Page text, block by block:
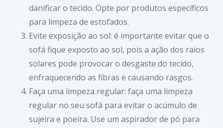
danificar o tecido. Opte por produtos específicos
para limpeza de estofados.
Evite exposição ao sol: é importante evitar que o
sofá fique exposto ao sol, pois a ação dos raios
solares pode provocar o desgaste do tecido,
enfraquecendo as fibras e causando rasgos.
Faça uma limpeza regular: faça uma limpeza
regular no seu sofá para evitar o acúmulo de
sujeira e poeira. Use um aspirador de pó para